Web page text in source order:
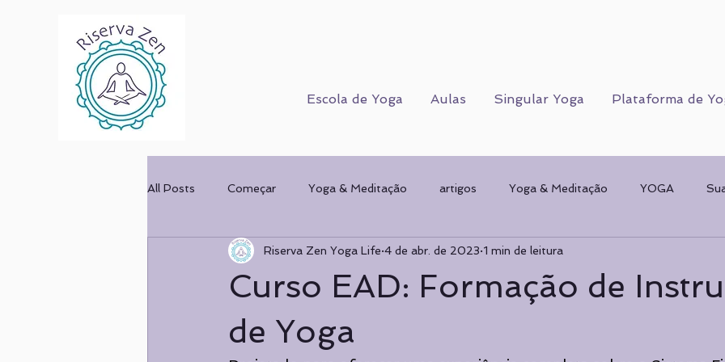
Escola de Yoga Aulas Singular Yoga Plataforma de
All Posts Começar Yoga & Meditação artigos Yoga & Meditação YOGA
Corpo Humano Cursos Corpo Humano CORPO FÍSICO
Mulher & Ofício
Curso EAD: Formação de
de Yoga
Riserva Zen Yoga Life 4 de abr. de 2023 1 min de leitura